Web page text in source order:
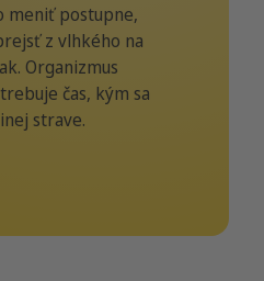
meniť postupne,
z vlhkého na
Organizmus
čas, kým sa
strave.